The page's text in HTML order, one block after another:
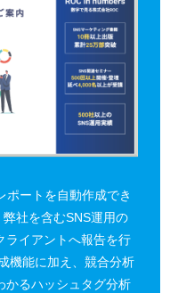
ートを自動作成でき
社を含むSNS運用の
ライアントへ報告を行
機能に加え、競合分析
かるハッシュタグ分析